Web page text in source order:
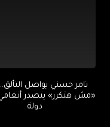
تامر حسني يواصل التألق..
دولة